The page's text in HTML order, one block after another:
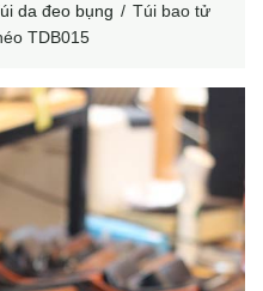
da đeo bụng
Túi bao tử
TDB015